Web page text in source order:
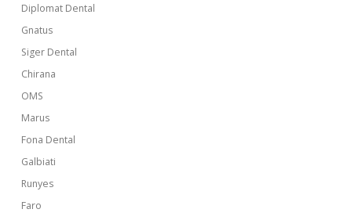
Diplomat Dental
Gnatus
Siger Dental
Chirana
OMS
Marus
Fona Dental
Galbiati
Runyes
Faro